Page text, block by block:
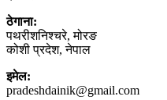
ठेगाना:
पथरीशनिश्‍चरे, मोरङ
कोशी प्रदेश, नेपाल
इमेल:
pradeshdainik@gmail.com